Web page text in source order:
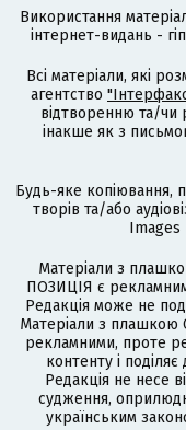
Використання
інтернет-видань -
Всі матеріали, які
агентство
відтворенню та/
інакше як з
Будь-яке копіювання,
творів та/або
Images
Матеріали з
ПОЗИЦІЯ є
Редакція може не
Матеріали з
рекламними, проте
контенту і
Редакція не несе
судження,
українським